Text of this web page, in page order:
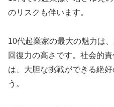
のリスクも伴います。
10代起業家の最大の魅力は
回復力の高さです。社会的
は、大胆な挑戦ができる絶
う。